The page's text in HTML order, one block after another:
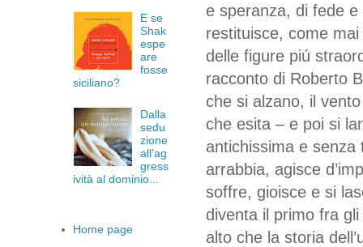
e speranza, di fede
restituisce, come
delle figure piú
racconto di Roberto
che si alzano, il
che esita – e poi si
antichissima e
arrabbia, agisce
soffre, gioisce e si
diventa il primo fra
alto che la storia
E se
Shak
espe
are
fosse
siciliano?
Dalla
sedu
zione
all’ag
gress
ività al dominio...
Home page